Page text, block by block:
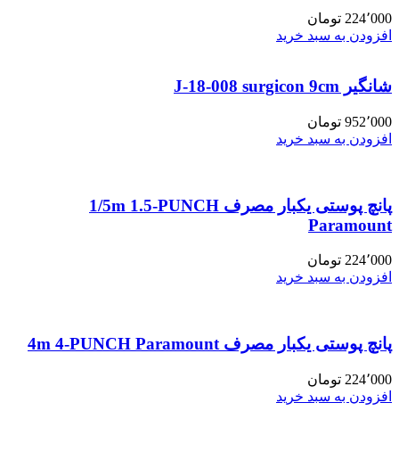
224٬000 تومان
افزودن به سبد خرید
شانگیر J-18-008 surgicon 9cm
952٬000 تومان
افزودن به سبد خرید
پانچ پوستی یکبار مصرف 1/5m 1.5-PUNCH
Paramount
224٬000 تومان
افزودن به سبد خرید
پانچ پوستی یکبار مصرف 4m 4-PUNCH Paramount
224٬000 تومان
افزودن به سبد خرید